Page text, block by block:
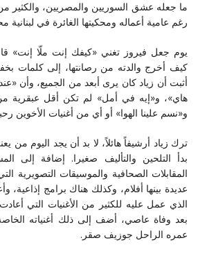
ما جعله عشق السوريين والمصريين، والكثير
رغم عامية أعماله ومحكيتها الغائرة في لبنانية
يوم جعل فيروز تغني «كيفك إنت ملّا إنت»
كيف أخرج والدته من رصانتها، إلى كلمات
أثبت أن زياد كان يرى أبعد من الجميع، وأن
هاي»، و«إيه في أمل» لم تكن أقل عبقرية
و«نسم علينا الهوا» أو أي من أغنيات الأخوين
ترك زياد أرشيفاً هائلاً، لا بد أن يجد اليوم من
بدأ التلحين والتأليف صغيرا. إضافة إلى
المقابلات الصحافية والموسيقات التصويرية
عديدة بينها أفلام، وكذلك هناك برامج إذاعية،
الذي عمل عليه للكثير من الأغنيات التي
بعد وفاة عاصي، أضف إلى ذلك أغنياته
عمره الراحل جوزيف صقر.